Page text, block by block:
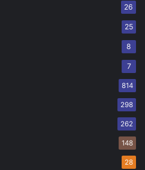
26
25
8
7
814
298
262
148
28